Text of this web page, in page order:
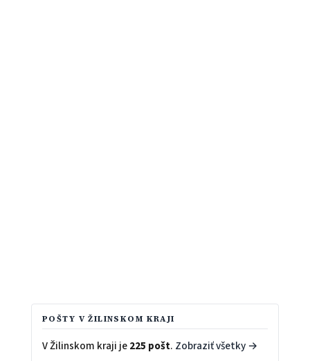
POŠTY V ŽILINSKOM KRAJI
V Žilinskom kraji je225 pošt. Zobraziť všetky →